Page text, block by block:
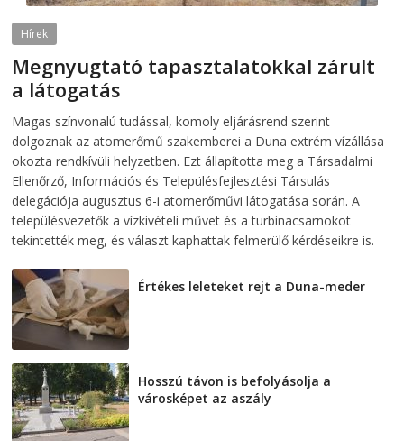
Hírek
Megnyugtató tapasztalatokkal zárult
a látogatás
Magas színvonalú tudással, komoly eljárásrend szerint
dolgoznak az atomerőmű szakemberei a Duna extrém vízállása
okozta rendkívüli helyzetben. Ezt állapította meg a Társadalmi
Ellenőrző, Információs és Településfejlesztési Társulás
delegációja augusztus 6-i atomerőművi látogatása során. A
településvezetők a vízkivételi művet és a turbinacsarnokot
tekintették meg, és választ kaphattak felmerülő kérdéseikre is.
Értékes leleteket rejt a Duna-meder
Hosszú távon is befolyásolja a
városképet az aszály